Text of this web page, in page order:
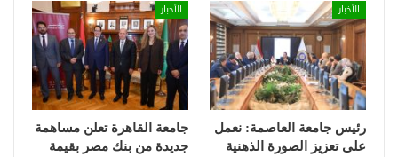
الأخبار
رئيس جامعة العاصمة: نعمل
على تعزيز الصورة الذهنية
الأخبار
جامعة القاهرة تعلن مساهمة
جديدة من بنك مصر بقيمة